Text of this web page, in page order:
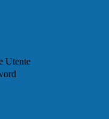
Utente